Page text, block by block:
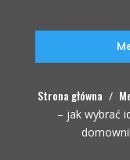
Strona główna /
– jak wybrać